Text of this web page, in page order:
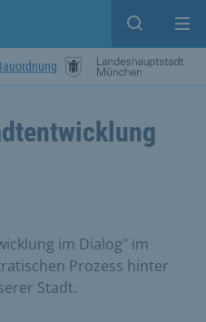
Suche
im Dialog" im
Prozess hinter
Stadt.